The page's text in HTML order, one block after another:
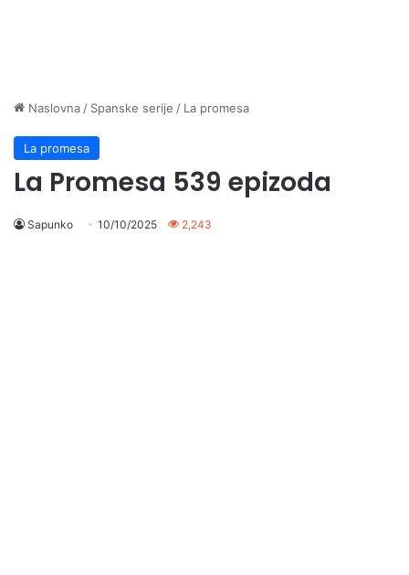
Naslovna / Spanske serije / La promesa
La promesa
La Promesa 539 epizoda
Sapunko 10/10/2025 2,243